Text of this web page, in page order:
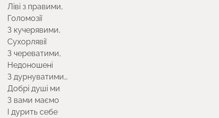
Ліві з правими,
Голомозії
З кучерявими,
Сухорлявії
З череватими,
Недоношені
З дурнуватими…
Добрі душі ми
З вами маємо
І дурить себе